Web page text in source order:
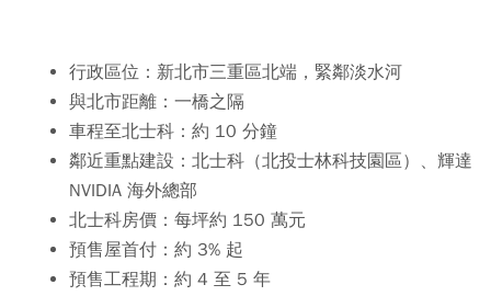
行政區位：新北市三重區北端，緊鄰淡水河
與北市距離：一橋之隔
車程至北士科：約 10 分鐘
鄰近重點建設：北士科（北投士林科技園區）、輝達
NVIDIA 海外總部
北士科房價：每坪約 150 萬元
預售屋首付：約 3% 起
預售工程期：約 4 至 5 年